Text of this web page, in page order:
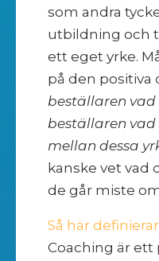
som andra
utbildning och
ett eget yrke.
på den positiva
beställaren vad
beställaren
mellan dessa
kanske vet vad
de går miste
Så här
Coaching är ett